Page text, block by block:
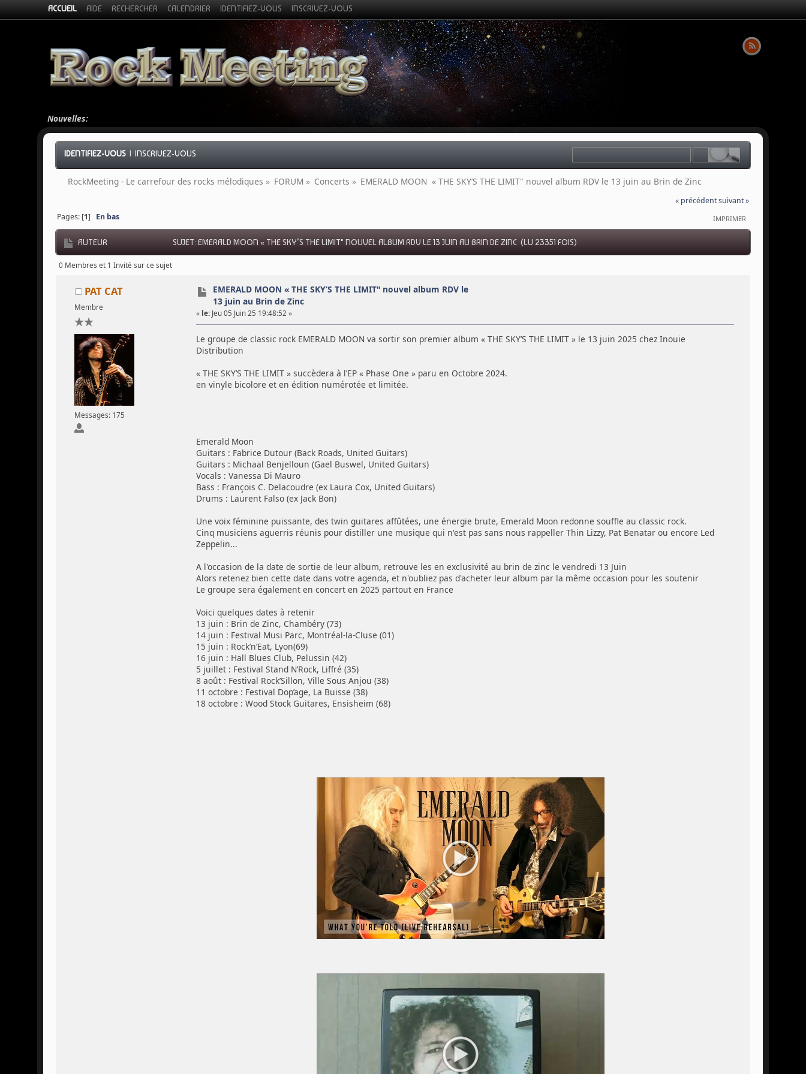
ACCUEIL AIDE RECHERCHER CALENDRIER IDENTIFIEZ-VOUS INSCRIVEZ-VOUS
Nouvelles:
IDENTIFIEZ-VOUS |INSCRIVEZ-VOUS
RockMeeting - Le carrefour des rocks mélodiques » FORUM » Concerts » EMERALD MOON  « THE SKY’S THE LIMIT" nouvel album RDV le 13 juin au Brin de Zinc
« précédentsuivant »
IMPRIMER
Pages: [1] En bas
AUTEUR SUJET: EMERALD MOON « THE SKY’S THE LIMIT" NOUVEL ALBUM RDV LE 13 JUIN AU BRIN DE ZINC (LU 23351 FOIS)
0 Membres et 1 Invité sur ce sujet
PAT CAT
Membre
Messages: 175
EMERALD MOON « THE SKY’S THE LIMIT" nouvel album RDV le
13 juin au Brin de Zinc
« le:Jeu 05 Juin 25 19:48:52 »
Le groupe de classic rock EMERALD MOON va sortir son premier album « THE SKY’S THE LIMIT » le 13 juin 2025 chez Inouie
Distribution
« THE SKY’S THE LIMIT » succèdera à l’EP « Phase One » paru en Octobre 2024.
en vinyle bicolore et en édition numérotée et limitée.
Emerald Moon
Guitars : Fabrice Dutour (Back Roads, United Guitars)
Guitars : Michaal Benjelloun (Gael Buswel, United Guitars)
Vocals : Vanessa Di Mauro
Bass : François C. Delacoudre (ex Laura Cox, United Guitars)
Drums : Laurent Falso (ex Jack Bon)
Une voix féminine puissante, des twin guitares affûtées, une énergie brute, Emerald Moon redonne souffle au classic rock.
Cinq musiciens aguerris réunis pour distiller une musique qui n'est pas sans nous rappeller Thin Lizzy, Pat Benatar ou encore Led
Zeppelin...
A l'occasion de la date de sortie de leur album, retrouve les en exclusivité au brin de zinc le vendredi 13 Juin
Alors retenez bien cette date dans votre agenda, et n'oubliez pas d'acheter leur album par la même occasion pour les soutenir
​Le groupe sera également en concert en 2025 partout en France
Voici quelques dates à retenir
13 juin : Brin de Zinc, Chambéry (73)
14 juin : Festival Musi Parc, Montréal-la-Cluse (01)
15 juin : Rock’n’Eat, Lyon(69)
16 juin : Hall Blues Club, Pelussin (42)
5 juillet : Festival Stand N’Rock, Liffré (35)
8 août : Festival Rock’Sillon, Ville Sous Anjou (38)
11 octobre : Festival Dop’age, La Buisse (38)
18 octobre : Wood Stock Guitares, Ensisheim (68)